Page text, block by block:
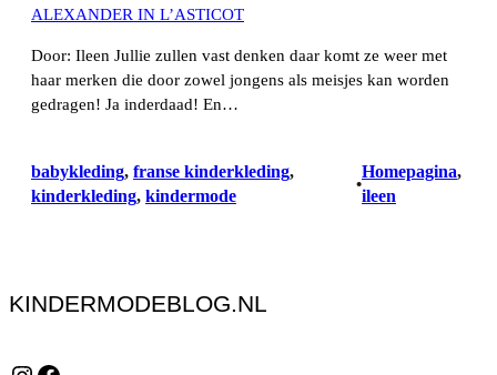
ALEXANDER IN L’ASTICOT
Door: Ileen Jullie zullen vast denken daar komt ze weer met
haar merken die door zowel jongens als meisjes kan worden
gedragen! Ja inderdaad! En…
babykleding, franse kinderkleding
kinderkleding, kindermode
•
Homepagina
ileen
KINDERMODEBLOG.NL